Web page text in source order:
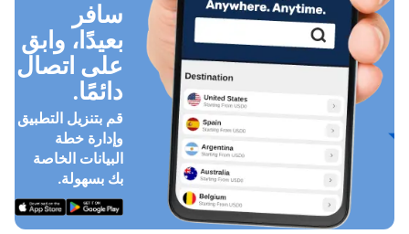
سافر
بعيدًا، وابق
على اتصال
دائمًا.
قم بتنزيل التطبيق
وإدارة خطة
البيانات الخاصة
بك بسهولة.